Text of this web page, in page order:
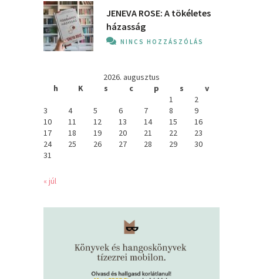
JENEVA ROSE: A ​tökéletes
házasság
NINCS HOZZÁSZÓLÁS
2026. augusztus
h
K s c p s
v
1
2
3
4 5 6 7 8
9
10
11 12 13 14 15
16
17
18 19 20 21 22
23
24
25 26 27 28 29
30
31
« júl